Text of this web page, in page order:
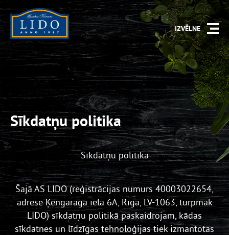
IZVĒLNE
Sīkdatņu politika
Sīkdatņu politika
Šajā AS LIDO (reģistrācijas numurs 40003022654,
adrese Ķengaraga iela 6A, Rīga, LV-1063, turpmāk
LIDO) sīkdatņu politikā paskaidrojam, kādas
sīkdatnes un līdzīgas tehnoloģijas tiek izmantotas